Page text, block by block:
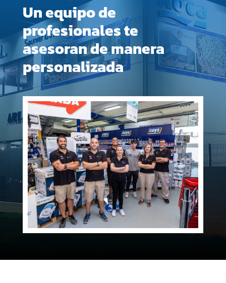
Un equipo de
profesionales te
asesoran de manera
personalizada